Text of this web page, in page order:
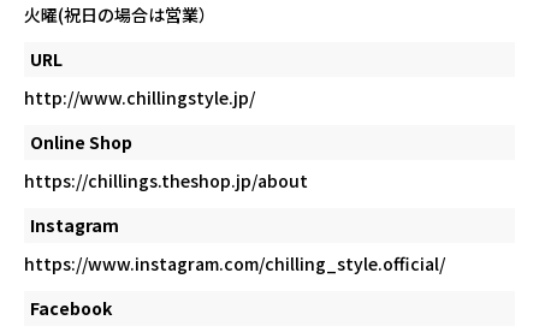
火曜(祝日の場合は営業）
URL
http://www.chillingstyle.jp/
Online Shop
https://chillings.theshop.jp/about
Instagram
https://www.instagram.com/chilling_style.official/
Facebook